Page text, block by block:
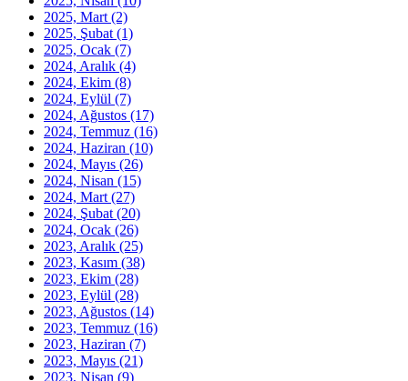
2025, Mart (2)
2025, Şubat (1)
2025, Ocak (7)
2024, Aralık (4)
2024, Ekim (8)
2024, Eylül (7)
2024, Ağustos (17)
2024, Temmuz (16)
2024, Haziran (10)
2024, Mayıs (26)
2024, Nisan (15)
2024, Mart (27)
2024, Şubat (20)
2024, Ocak (26)
2023, Aralık (25)
2023, Kasım (38)
2023, Ekim (28)
2023, Eylül (28)
2023, Ağustos (14)
2023, Temmuz (16)
2023, Haziran (7)
2023, Mayıs (21)
2023, Nisan (9)